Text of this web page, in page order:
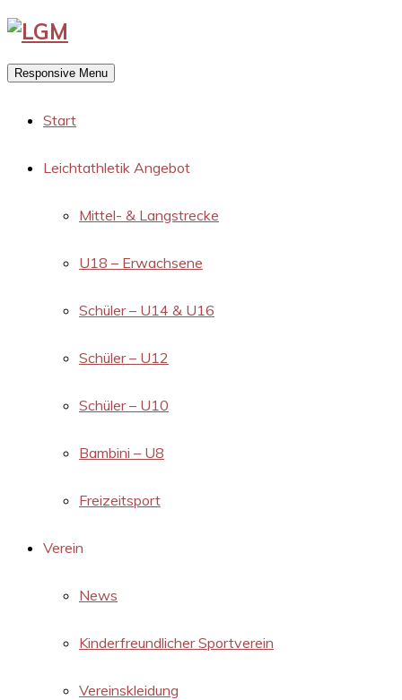
Responsive Menu
Start
Leichtathletik Angebot
Mittel- & Langstrecke
U18 – Erwachsene
Schüler – U14 & U16
Schüler – U12
Schüler – U10
Bambini – U8
Freizeitsport
Verein
News
Kinderfreundlicher Sportverein
Vereinskleidung